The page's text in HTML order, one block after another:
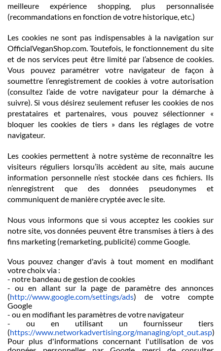
meilleure expérience shopping, plus personnalisée
(recommandations en fonction de votre historique, etc.)
Les cookies ne sont pas indispensables à la navigation sur
OfficialVeganShop.com. Toutefois, le fonctionnement du site
et de nos services peut être limité par l’absence de cookies.
Vous pouvez paramétrer votre navigateur de façon à
soumettre l’enregistrement de cookies à votre autorisation
(consultez l’aide de votre navigateur pour la démarche à
suivre). Si vous désirez seulement refuser les cookies de nos
prestataires et partenaires, vous pouvez sélectionner «
bloquer les cookies de tiers » dans les réglages de votre
navigateur.
Les cookies permettent à notre système de reconnaître les
visiteurs réguliers lorsqu’ils accèdent au site, mais aucune
information personnelle n’est stockée dans ces fichiers. Ils
n’enregistrent que des données pseudonymes et
communiquent de manière cryptée avec le site.
Nous vous informons que si vous acceptez les cookies sur
notre site, vos données peuvent être transmises à tiers à des
fins marketing (remarketing, publicité) comme Google.
Vous pouvez changer d'avis à tout moment en modifiant
votre choix via :
- notre bandeau de gestion de cookies
- ou en allant sur la page de paramètre des annonces
(http://www.google.com/settings/ads) de votre compte
Google
- ou en modifiant les paramètres de votre navigateur
- ou en utilisant un fournisseur tiers
(https://www.networkadvertising.org/managing/opt_out.asp)
Pour plus d'informations concernant l'utilisation de vos